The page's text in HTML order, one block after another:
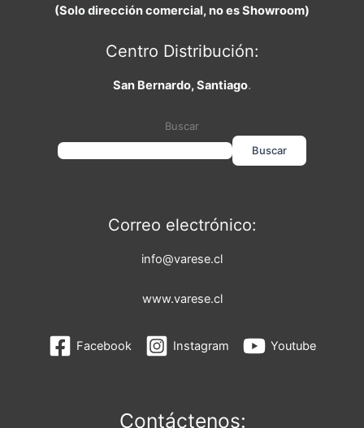
(Solo dirección comercial, no es Showroom)
Centro Distribución:
San Bernardo, Santiago.
Buscar
Buscar
Correo electrónico:
info@varese.cl
www.varese.cl
Facebook Instagram Youtube
Contáctenos: